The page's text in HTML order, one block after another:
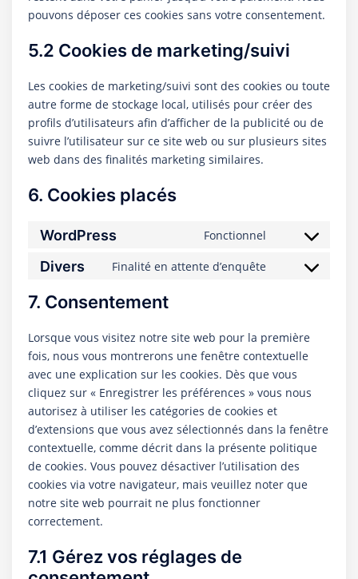
pouvons déposer ces cookies sans votre consentement.
5.2 Cookies de marketing/suivi
Les cookies de marketing/suivi sont des cookies ou toute
autre forme de stockage local, utilisés pour créer des
profils d’utilisateurs afin d’afficher de la publicité ou de
suivre l’utilisateur sur ce site web ou sur plusieurs sites
web dans des finalités marketing similaires.
6. Cookies placés
WordPress Fonctionnel
Consent
Divers Finalité en attente d’enquête
Consent
7. Consentement
Lorsque vous visitez notre site web pour la première
fois, nous vous montrerons une fenêtre contextuelle
avec une explication sur les cookies. Dès que vous
cliquez sur « Enregistrer les préférences » vous nous
autorisez à utiliser les catégories de cookies et
d’extensions que vous avez sélectionnés dans la fenêtre
contextuelle, comme décrit dans la présente politique
de cookies. Vous pouvez désactiver l’utilisation des
cookies via votre navigateur, mais veuillez noter que
notre site web pourrait ne plus fonctionner
correctement.
7.1 Gérez vos réglages de